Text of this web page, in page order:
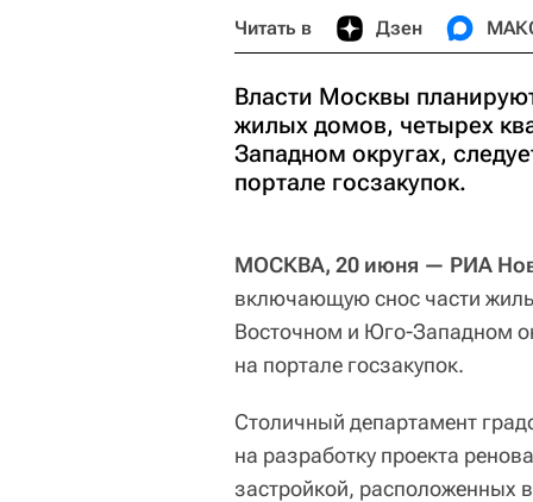
Читать в Дзен
Власти Москвы
жилых домов, четырех
Западном округах,
портале госзакупок.
МОСКВА, 20 июня — РИА
включающую снос части
Восточном и Юго-Западном
на портале госзакупок.
Столичный департамент
на разработку проекта
застройкой, расположенных